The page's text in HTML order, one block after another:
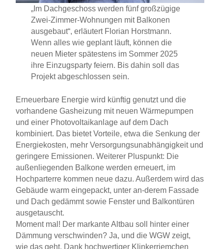
„Im Dachgeschoss werden fünf großzügige
Zwei-Zimmer-Wohnungen mit Balkonen
ausgebaut“, erläutert Florian Horstmann.
Wenn alles wie geplant läuft, können die
neuen Mieter spätestens im Sommer 2025
ihre Einzugsparty feiern. Bis dahin soll das
Projekt abgeschlossen sein.
Erneuerbare Energie wird künftig genutzt und die
vorhandene Gasheizung mit neuen Wärmepumpen
und einer Photovoltaikanlage auf dem Dach
kombiniert. Das bietet Vorteile, etwa die Senkung der
Energiekosten, mehr Versorgungsunabhängigkeit und
geringere Emissionen. Weiterer Pluspunkt: Die
außenliegenden Balkone werden erneuert, im
Hochparterre kommen neue dazu. Außerdem wird das
Gebäude warm eingepackt, unter an-derem Fassade
und Dach gedämmt sowie Fenster und Balkontüren
ausgetauscht.
Moment mal! Der markante Altbau soll hinter einer
Dämmung verschwinden? Ja, und die WGW zeigt,
wie das geht. Dank hochwertiger Klinkerriemchen